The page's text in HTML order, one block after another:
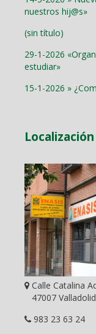
nuestros hij@s»
(sin título)
29-1-2026
estudiar»
15-1-2026 »
Calle Catalina
47007 Valladolid
983 23 63 24